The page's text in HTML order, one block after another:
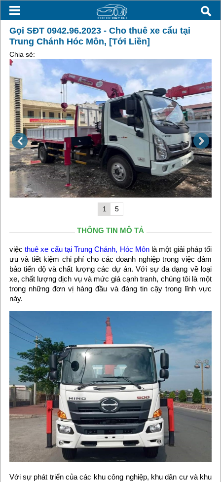
Gọi SĐT 0942.96.2023 - Cho thuê xe cẩu tại
Trung Chánh Hóc Môn, [Tới Liền]
Chia sẻ:
1 5
THÔNG TIN MÔ TẢ
việcthuê xe cẩu tại Trung Chánh, Hóc Mônlà một giải pháp tối
ưu và tiết kiệm chi phí cho các doanh nghiệp trong việc đảm
bảo tiến độ và chất lượng các dự án. Với sự đa dạng về loại
xe, chất lượng dịch vụ và mức giá cạnh tranh, chúng tôi là một
trong những đơn vị hàng đầu và đáng tin cậy trong lĩnh vực
này.
Với sự phát triển của các khu công nghiệp, khu dân cư và khu